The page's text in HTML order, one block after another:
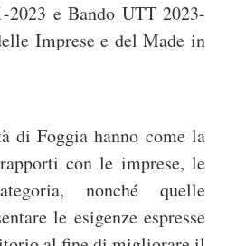
2023 e Bando UTT 2023-
Imprese e del Made in
di Foggia hanno come la
con le imprese, le
nonché quelle
le esigenze espresse